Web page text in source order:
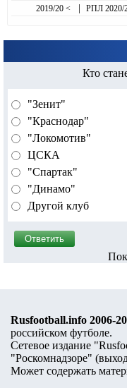
2019/20 < | РПЛ 2020/
Кто
"Зенит"
"Краснодар"
"Локомотив"
ЦСКА
"Спартак"
"Динамо"
Другой клуб
Rusfootball.info 2006-
российском футболе.
Сетевое издание
"Роскомнадзоре" (
Может содержать